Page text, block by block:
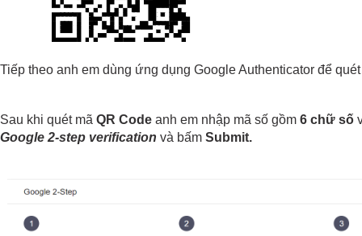
Tiếp theo anh em dùng ứng dụng Google Authenticator để
Sau khi quét mã QR Code anh em nhập mã số gồm 6 chữ số
Google 2-step verification và bấm Submit.